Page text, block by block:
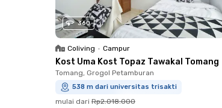
360
Coliving • Campur
Kost Uma Kost Topaz Tawakal Tomang
Tomang, Grogol Petamburan
538 m dari universitas trisakti
mulai dari Rp2.018.000